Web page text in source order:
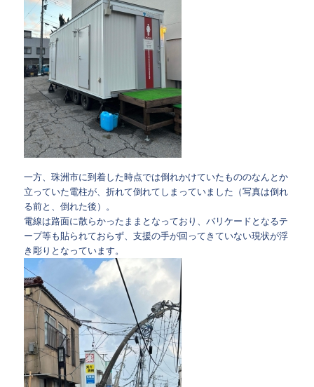
一方、珠洲市に到着した時点では倒れかけていたもののなんとか
立っていた電柱が、折れて倒れてしまっていました（写真は倒れ
る前と、倒れた後）。
電線は路面に散らかったままとなっており、バリケードとなるテ
ープ等も貼られておらず、支援の手が回ってきていない現状が浮
き彫りとなっています。